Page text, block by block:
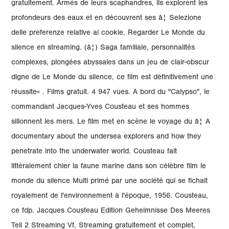
gratuitement. Armés de leurs scaphandres, ils explorent les
profondeurs des eaux et en découvrent ses â¦ Selezione
delle preferenze relative ai cookie. Regarder Le Monde du
silence en streaming. (â¦) Saga familiale, personnalités
complexes, plongées abyssales dans un jeu de clair-obscur
digne de Le Monde du silence, ce film est définitivement une
réussite« . Films gratuit. 4 947 vues. A bord du "Calypso", le
commandant Jacques-Yves Cousteau et ses hommes
sillonnent les mers. Le film met en scène le voyage du â¦ A
documentary about the undersea explorers and how they
penetrate into the underwater world. Cousteau fait
littéralement chier la faune marine dans son célèbre film le
monde du silence Multi primé par une société qui se fichait
royalement de l'environnement à l'époque, 1956. Cousteau,
ce fdp. Jacques Cousteau Edition Geheimnisse Des Meeres
Teil 2 Streaming Vf, Streaming gratuitement et complet,